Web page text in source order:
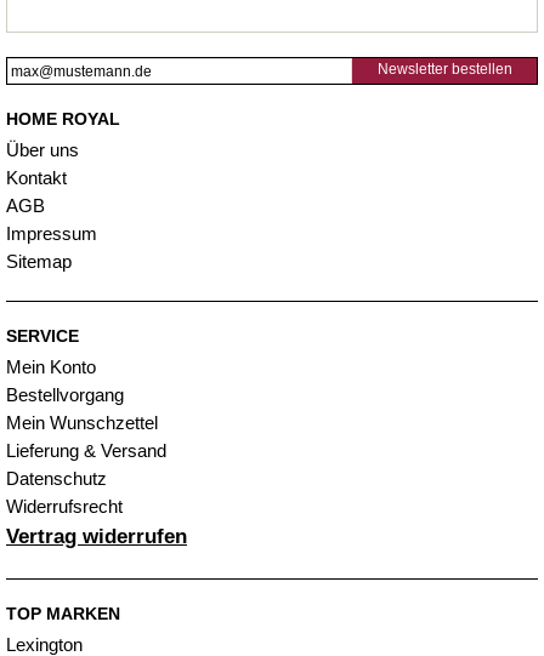
Newsletter bestellen
HOME ROYAL
Über uns
Kontakt
AGB
Impressum
Sitemap
SERVICE
Mein Konto
Bestellvorgang
Mein Wunschzettel
Lieferung & Versand
Datenschutz
Widerrufsrecht
Vertrag widerrufen
TOP MARKEN
Lexington